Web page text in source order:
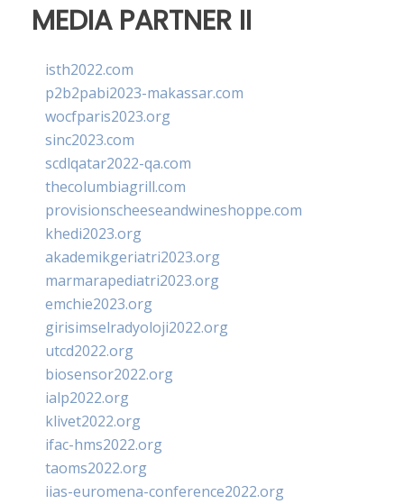
MEDIA PARTNER II
isth2022.com
p2b2pabi2023-makassar.com
wocfparis2023.org
sinc2023.com
scdlqatar2022-qa.com
thecolumbiagrill.com
provisionscheeseandwineshoppe.com
khedi2023.org
akademikgeriatri2023.org
marmarapediatri2023.org
emchie2023.org
girisimselradyoloji2022.org
utcd2022.org
biosensor2022.org
ialp2022.org
klivet2022.org
ifac-hms2022.org
taoms2022.org
iias-euromena-conference2022.org